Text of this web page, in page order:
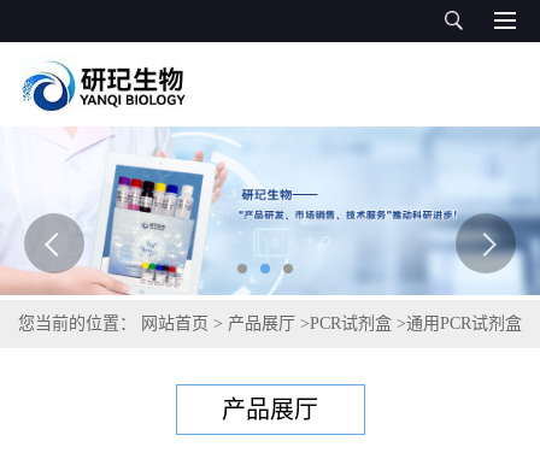
您当前的位置： 网站首页 > 产品展厅 >PCR试剂盒 >通用PCR试剂盒
产品展厅